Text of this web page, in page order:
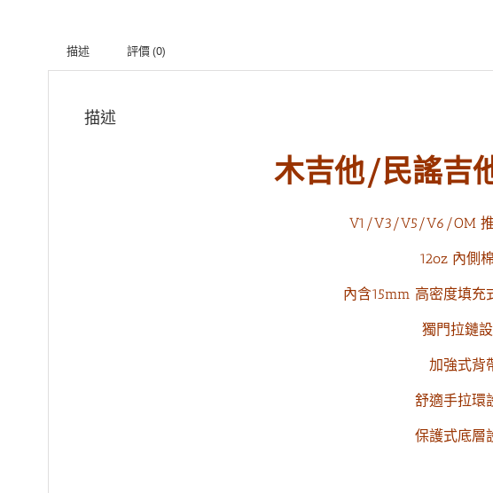
描述 評價 (0)
描述
木吉他/民謠吉
V1/V3/V5/V6/OM 推
12oz 內側
內含15mm 高密度填充
獨門拉鏈
加強式背
舒適手拉環
保護式底層